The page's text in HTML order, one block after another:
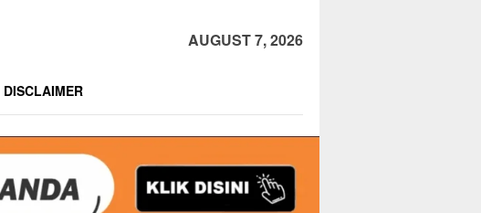
AUGUST 7, 2026
DISCLAIMER